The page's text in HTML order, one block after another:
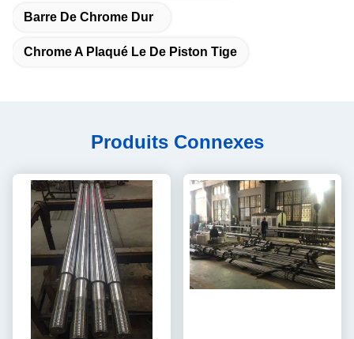
Barre De Chrome Dur
Chrome A Plaqué Le De Piston Tige
Produits Connexes